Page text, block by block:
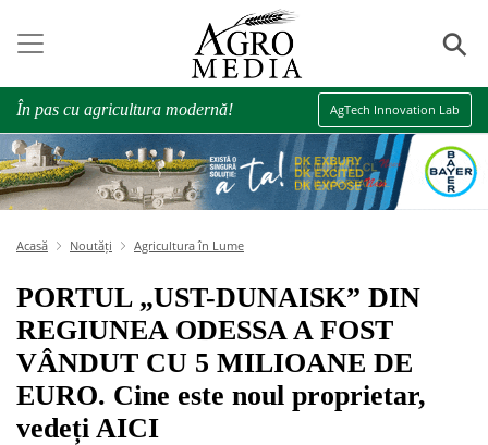
⚲
În pas cu agricultura modernă! AgTech Innovation Lab
Acasă Noutăți Agricultura în Lume
PORTUL „UST-DUNAISK” DIN
REGIUNEA ODESSA A FOST
VÂNDUT CU 5 MILIOANE DE
EURO. Cine este noul proprietar,
vedeți AICI